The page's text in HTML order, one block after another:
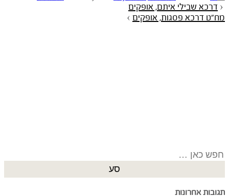
‹ דרכא שבילי איתם, אופקים
מח"ט דרכא פסגות, אופקים ›
Search
for:
תגובות אחרונות